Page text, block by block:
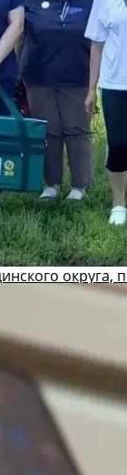
округа,